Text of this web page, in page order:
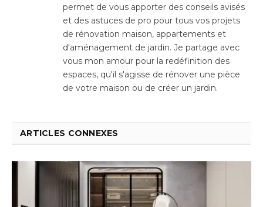
permet de vous apporter des conseils avisés
et des astuces de pro pour tous vos projets
de rénovation maison, appartements et
d'aménagement de jardin. Je partage avec
vous mon amour pour la redéfinition des
espaces, qu'il s'agisse de rénover une pièce
de votre maison ou de créer un jardin.
ARTICLES CONNEXES